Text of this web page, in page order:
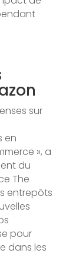
sur
en
», a
du
The
entrepôts
pour
dans les